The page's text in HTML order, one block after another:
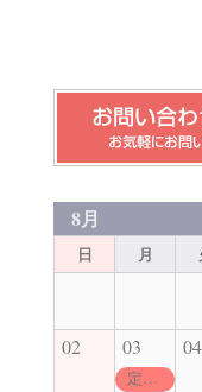
8月
日 月
02 03
定休日
04